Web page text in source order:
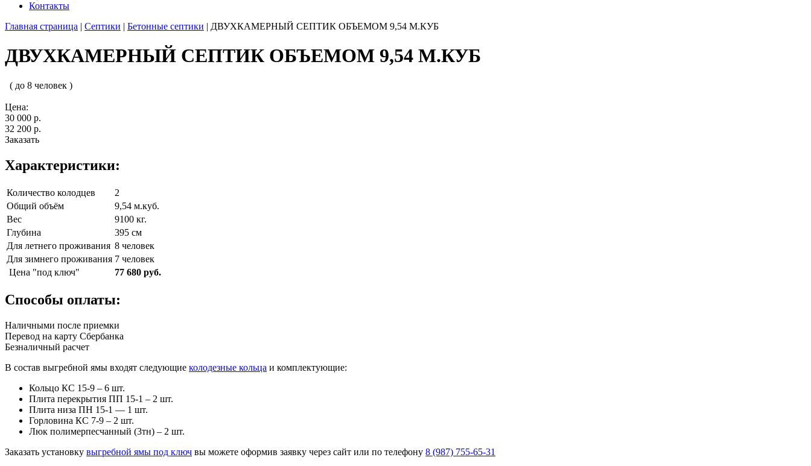
Контакты
Главная страница | Септики | Бетонные септики | ДВУХКАМЕРНЫЙ СЕПТИК ОБЪЕМОМ 9,54 М.КУБ
ДВУХКАМЕРНЫЙ СЕПТИК ОБЪЕМОМ 9,54 М.КУБ
( до 8 человек )
Цена:
30 000 р.
32 200 р.
Заказать
Характеристики:
Количество колодцев
2
Общий объём
9,54 м.куб.
Вес
9100 кг.
Глубина
395 см
Для летнего проживания 8 человек
Для зимнего проживания 7 человек
Цена "под ключ"
77 680 руб.
Способы оплаты:
Наличными после приемки
Перевод на карту Сбербанка
Безналичный расчет
В состав выгребной ямы входят следующие колодезные кольца и комплектующие:
Кольцо КС 15-9 – 6 шт.
Плита перекрытия ПП 15-1 – 2 шт.
Плита низа ПН 15-1 — 1 шт.
Горловина КС 7-9 – 2 шт.
Люк полимерпесчанный (3тн) – 2 шт.
Заказать установку выгребной ямы под ключ вы можете оформив заявку через сайт или по телефону 8 (987) 755-65-31